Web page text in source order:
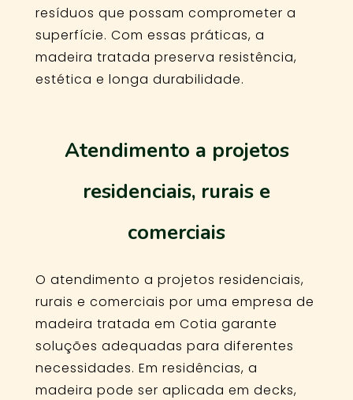
resíduos que possam comprometer a
superfície. Com essas práticas, a
madeira tratada preserva resistência,
estética e longa durabilidade.
Atendimento a projetos
residenciais, rurais e
comerciais
O atendimento a projetos residenciais,
rurais e comerciais por uma empresa de
madeira tratada em Cotia garante
soluções adequadas para diferentes
necessidades. Em residências, a
madeira pode ser aplicada em decks,